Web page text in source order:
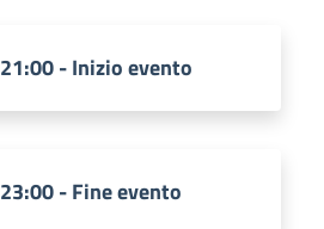
21:00 - Inizio evento
23:00 - Fine evento